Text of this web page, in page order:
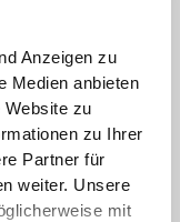
Anzeigen zu
Medien anbieten
Website zu
zu Ihrer
Partner für
weiter. Unsere
mit